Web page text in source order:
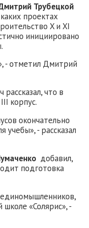
Трубецкой
проектах
X и XI
инициировано
- отметил Дмитрий
что в
корпус.
окончательно
- рассказал
добавил,
подготовка
«Солярис», -